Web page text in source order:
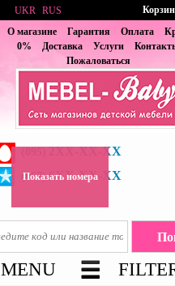
О магазине Гарантия Оплата
0%
Доставка Услуги
Пожаловаться
2XX-XX-XX
(067) 6XX-XX-XX
Показать номера
UKR RUS
MENU